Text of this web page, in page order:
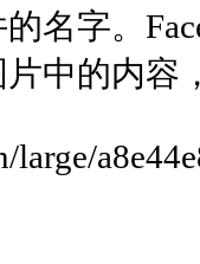
名字。
中的内容
large/